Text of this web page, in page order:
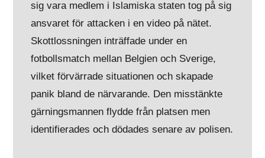
sig vara medlem i Islamiska staten tog på sig
ansvaret för attacken i en video på nätet.
Skottlossningen inträffade under en
fotbollsmatch mellan Belgien och Sverige,
vilket förvärrade situationen och skapade
panik bland de närvarande. Den misstänkte
gärningsmannen flydde från platsen men
identifierades och dödades senare av polisen.